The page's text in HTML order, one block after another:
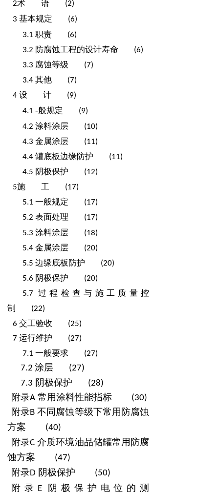
2术 语
(2)
3 基本规定
(6)
3.1 职责
(6)
3.2 防腐蚀工程的设计寿命
(6)
3.3 腐蚀等级
(7)
3.4 其他
(7)
4 设 计
(9)
4.1 -般规定
(9)
4.2 涂料涂层
(10)
4.3 金属涂层
(11)
4.4罐底板边缘防护
(11)
4.5 阴极保护
(12)
5施 工
(17)
5.1 一般规定
(17)
5.2 表面处理
(17)
5.3 涂料涂层
(18)
5.4金属涂层
(20)
5.5 边缘底板防护
(20)
5.6 阴极保护
(20)
5.7
过程检查与施工质量控
制
(22)
6 交工验收
(25)
7 运行维护
(27)
7.1 一般要求 (27)
7.2 涂层
(27)
7.3 阴极保护 (28)
附录A 常用涂料性能指标 (30)
附录B 不同腐蚀等级下常用防腐蚀
方案
(40)
附录C 介质环境油品储罐常用防腐
蚀方案
(47)
附录D 阴极保护 (50)
附录 E阴极保护电位的测